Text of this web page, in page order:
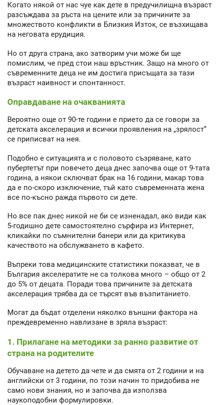
Когато някой от нас чуе как дете в предучилищна възраст
разсъждава за ръста на цените или за причините за
множеството конфликти в Близкия Изток, се възхищава
на неговата ерудиция.
Но от друга страна, ако затворим учи може би ще
помислим, че пред стои наш връстник. Защо на много от
съвременните деца не им достига присъщата за тази
възраст наивност и спонтанност.
Оправдаване на очакванията
Вероятно още от 90-те години е прието да се говори за
детската акселерация и всички проявления на „зрялост“
се приписват на нея.
Подобно е ситуацията и с половото съзряване, като
пубертетът при повечето деца днес започва още от 9-тата
година, а някои сключват брак на 16 години, макар това
да е по-скоро изключение, тъй като съвременната жена
все по-късно ражда първото си дете.
Но все пак днес никой не би се изненадал, ако види как
5-годишно дете самостоятелно сърфира из Интернет,
кликайки по съмнителни банери или да критикува
качеството на обслужването в кафето.
Въпреки това медицинските статистики показват, че в
България акселератите не са толкова много – общо от 2
до 5% от децата. Поради това причините за детската
акселерация трябва да се търсят във възпитанието.
Могат да бъдат отделени няколко външни фактора на
преждевременно навлизане в зряла възраст:
1. Прилагане на методики за ранно развитие от
страна на родителите
Обучаване на детето да чете и да смята от 2 години и на
английски от 3 години, по този начин то придобива не
само нови знания, но и започва да използва
наукоподобни формулировки.